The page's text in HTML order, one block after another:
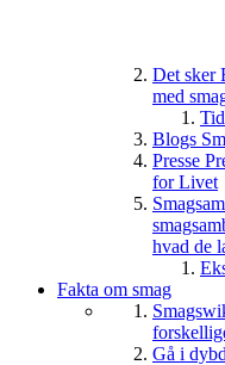
Det sker
med
Blogs
Presse
for Livet
hvad de
Fakta om smag
Gå i